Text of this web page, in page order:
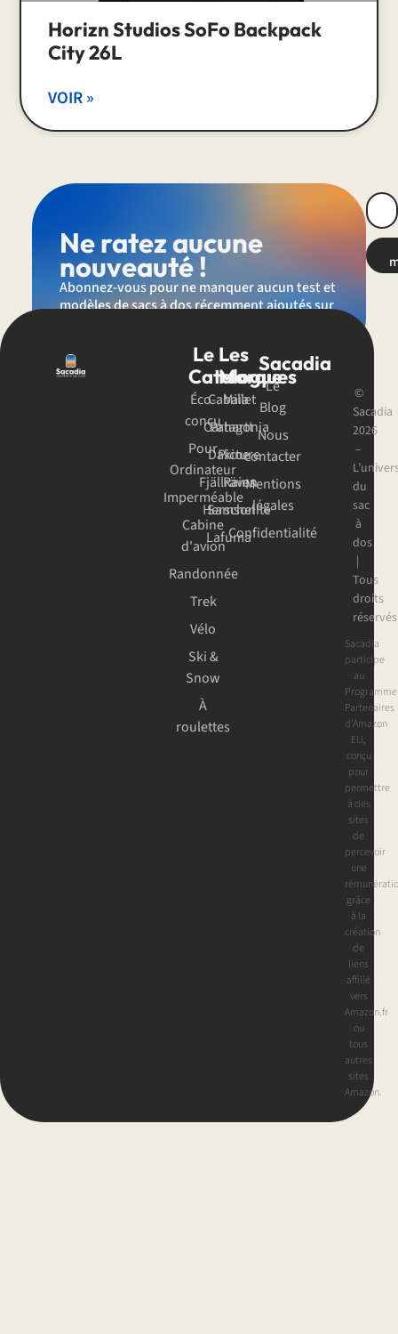
Horizn Studios SoFo Backpack
City 26L
VOIR »
Ne ratez aucune
nouveauté !
Abonnez-vous pour ne manquer aucun test et
modèles de sacs à dos récemment ajoutés sur
Le
Catalogue
Éco-
conçu
Pour
Ordinateur
Imperméable
Cabine
d'avion
Randonnée
Trek
Vélo
Ski &
Snow
À
roulettes
Les
Marques
Cabaïa
Carhartt
Dakine
Fjällräven
Herschel
Lafuma
Millet
Patagonia
Picture
Rains
Samsonite
Sacadia
Le
Blog
Nous
contacter
Mentions
légales
Confidentialité
©
Sacadia
2026
–
du
sac
à
dos
|
Tous
droits
réservés
Sacadia
participe
au
Programme
Partenaires
d’Amazon
EU,
conçu
pour
permettre
à des
sites
de
percevoir
une
grâce
à la
création
de
liens
affilié
vers
Amazon.fr
ou
tous
autres
sites
Amazon.